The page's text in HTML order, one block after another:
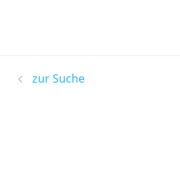
zur Suche